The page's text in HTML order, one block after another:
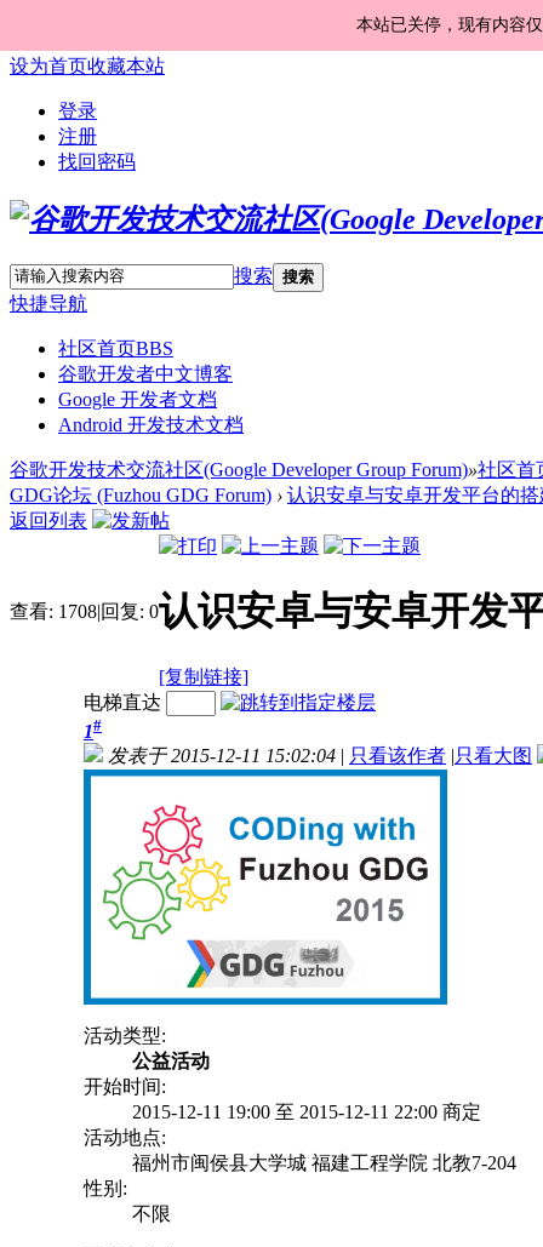
本站已关停，现有内容
设为首页收藏本站
登录
注册
找回密码
搜索 搜索
快捷导航
社区首页BBS
谷歌开发者中文博客
Google 开发者文档
Android 开发技术文档
谷歌开发技术交流社区(Google Developer Group Forum)»社区首
GDG论坛 (Fuzhou GDG Forum) › 认识安卓与安卓开发平台的搭
返回列表
查看: 1708|回复: 0认识安卓与安卓开发
[复制链接]
电梯直达
1#
发表于 2015-12-11 15:02:04 | 只看该作者 |只看大图
活动类型:
公益活动
开始时间:
2015-12-11 19:00 至 2015-12-11 22:00 商定
活动地点:
福州市闽侯县大学城 福建工程学院 北教7-204
性别:
不限